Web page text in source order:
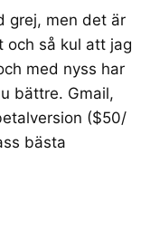
grej, men det är
och så kul att jag
med nyss har
bättre. Gmail,
($50/
bästa